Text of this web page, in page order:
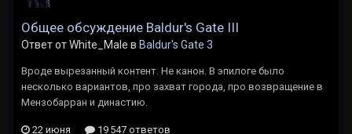
Общее обсуждение Baldur's Gate III
Ответ от White_Male в Baldur's Gate 3
Вроде вырезанный контент. Не канон. В эпилоге было
несколько вариантов, про захват города, про возвращение в
Мензобарран и династию.
22 июня 19 547 ответов